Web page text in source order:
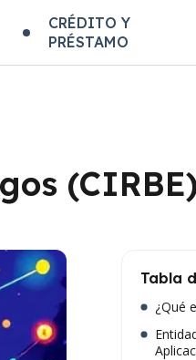
CRÉDITO Y
PRÉSTAMO
Tabla
¿Qué